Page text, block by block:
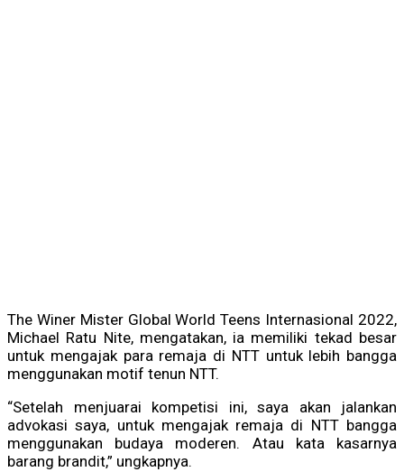
The Winer Mister Global World Teens Internasional 2022,
Michael Ratu Nite, mengatakan, ia memiliki tekad besar
untuk mengajak para remaja di NTT untuk lebih bangga
menggunakan motif tenun NTT.
“Setelah menjuarai kompetisi ini, saya akan jalankan
advokasi saya, untuk mengajak remaja di NTT bangga
menggunakan budaya moderen. Atau kata kasarnya
barang brandit,” ungkapnya.